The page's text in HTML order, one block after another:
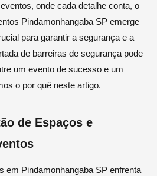
onde cada detalhe conta, o
Pindamonhangaba SP emerge
para garantir a segurança e a
de barreiras de segurança pode
um evento de sucesso e um
o por quê neste artigo.
de Espaços e
em Pindamonhangaba SP enfrenta